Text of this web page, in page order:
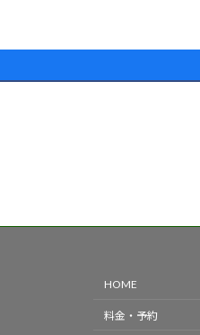
HOME
料金・予約